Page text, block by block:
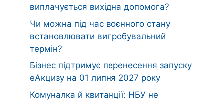
виплачується вихідна допомога?
Чи можна під час воєнного стану
встановлювати випробувальний
термін?
Бізнес підтримує перенесення запуску
еАкцизу на 01 липня 2027 року
Комуналка й квитанції: НБУ не